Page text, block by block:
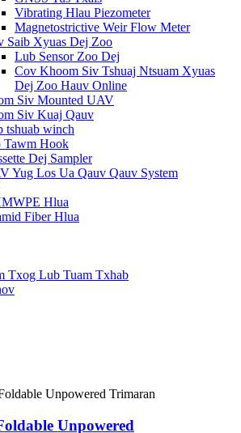
Vibrating Hlau Piezometer
Magnetostrictive Weir Flow Meter
Saib Xyuas Dej Zoo
Lub Sensor Zoo Dej
Cov Khoom Siv Tshuaj Ntsuam Xyuas
Dej Zoo Hauv Online
Siv Mounted UAV
Siv Kuaj Qauv
tshuab winch
Tawm Hook
Dej Sampler
Yug Los Ua Qauv Qauv System
Hlua
Fiber Hlua
Txog Lub Tuam Txhab
Unpowered